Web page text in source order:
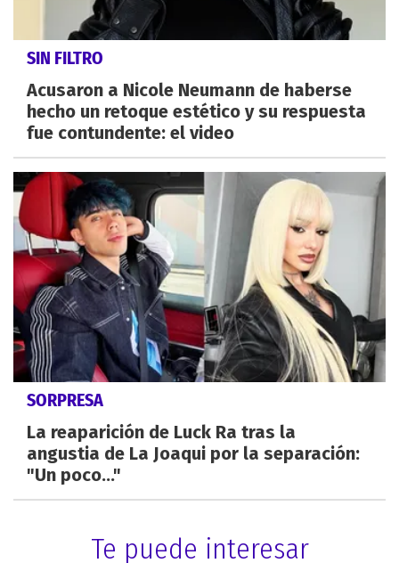
SIN FILTRO
Acusaron a Nicole Neumann de haberse
hecho un retoque estético y su respuesta
fue contundente: el video
SORPRESA
La reaparición de Luck Ra tras la
angustia de La Joaqui por la separación:
"Un poco..."
Te puede interesar